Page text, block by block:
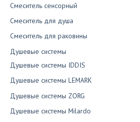
Смеситель сенсорный
Смеситель для душа
Смеситель для раковины
Душевые системы
Душевые системы IDDIS
Душевые системы LEMARK
Душевые системы ZORG
Душевые системы Milardo